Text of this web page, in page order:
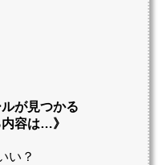
が見つかる
容は…》
い？